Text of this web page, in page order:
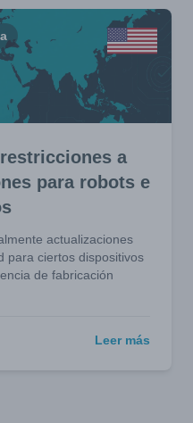
a
para robots e
actualizaciones
para ciertos dispositivos
de fabricación
Leer más